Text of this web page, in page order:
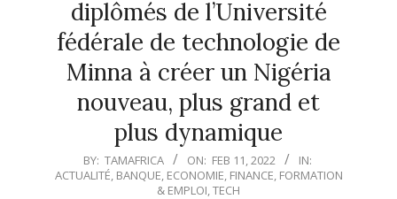
diplômés de l’Université
fédérale de technologie de
Minna à créer un Nigéria
nouveau, plus grand et
plus dynamique
2022-
02-
BY: TAMAFRICA ON: FEB 11, 2022
IN:
ACTUALITÉ, BANQUE, ECONOMIE, FINANCE, FORMATION
& EMPLOI,TECH